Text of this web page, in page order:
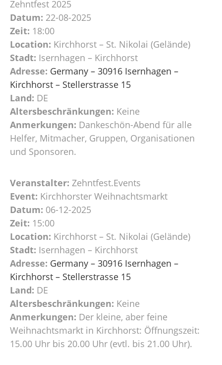
Zehntfest 2025
Datum: 22-08-2025
Zeit: 18:00
Location: Kirchhorst – St. Nikolai (Gelände)
Stadt: Isernhagen – Kirchhorst
Adresse: Germany – 30916 Isernhagen –
Kirchhorst – Stellerstrasse 15
Land: DE
Altersbeschränkungen: Keine
Anmerkungen: Dankeschön-Abend für alle
Helfer, Mitmacher, Gruppen, Organisationen
und Sponsoren.
Veranstalter: Zehntfest.Events
Event: Kirchhorster Weihnachtsmarkt
Datum: 06-12-2025
Zeit: 15:00
Location: Kirchhorst – St. Nikolai (Gelände)
Stadt: Isernhagen – Kirchhorst
Adresse: Germany – 30916 Isernhagen –
Kirchhorst – Stellerstrasse 15
Land: DE
Altersbeschränkungen: Keine
Anmerkungen: Der kleine, aber feine
Weihnachtsmarkt in Kirchhorst: Öffnungszeit:
15.00 Uhr bis 20.00 Uhr (evtl. bis 21.00 Uhr).